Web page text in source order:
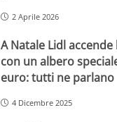
2 Aprile 2026
A Natale Lidl
con un albero
euro: tutti ne parlano
4 Dicembre 2025